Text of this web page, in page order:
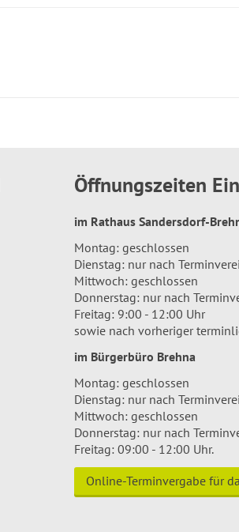
Öffnungszeiten
im Rathaus Sandersdorf-
Montag: geschlossen
Dienstag: nur nach
Mittwoch: geschlossen
Donnerstag: nur nach
Freitag: 9:00 - 12:00 Uhr
sowie nach vorheriger
im Bürgerbüro Brehna
Montag: geschlossen
Dienstag: nur nach
Mittwoch: geschlossen
Donnerstag: nur nach
Freitag: 09:00 - 12:00 Uhr.
Online-Terminvergabe für